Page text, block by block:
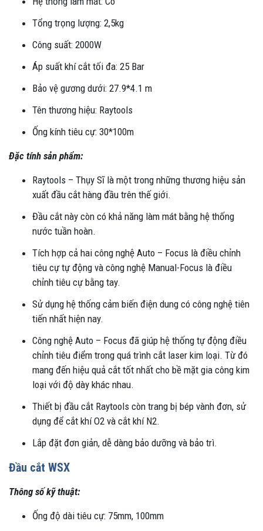
Tổng trọng lượng: 2,5kg
Công suất: 2000W
Áp suất khí cắt tối đa: 25 Bar
Bảo vệ gương dưới: 27.9*4.1 m
Tên thương hiệu: Raytools
Ống kính tiêu cự: 30*100m
Đặc tính sản phẩm:
Raytools – Thụy Sĩ là một trong những thương hiệu sản
xuất đầu cắt hàng đầu trên thế giới.
Đầu cắt này còn có khả năng làm mát bằng hệ thống
nước tuần hoàn.
Tích hợp cả hai công nghệ Auto – Focus là điều chỉnh
tiêu cự tự động và công nghệ Manual-Focus là điều
chỉnh tiêu cự bằng tay.
Sử dụng hệ thống cảm biến điện dung có công nghệ tiên
tiến nhất hiện nay.
Công nghệ Auto – Focus đã giúp hệ thống tự động điều
chỉnh tiêu điểm trong quá trình cắt laser kim loại. Từ đó
mang đến hiệu quả cắt tốt nhất cho bề mặt gia công kim
loại với độ dày khác nhau.
Thiết bị đầu cắt Raytools còn trang bị bép vành đơn, sử
dụng để cắt khí O2 và cắt khí N2.
Lắp đặt đơn giản, dễ dàng bảo dưỡng và bảo trì.
Đầu cắt WSX
Thông số kỹ thuật:
Ống độ dài tiêu cự: 75mm, 100mm